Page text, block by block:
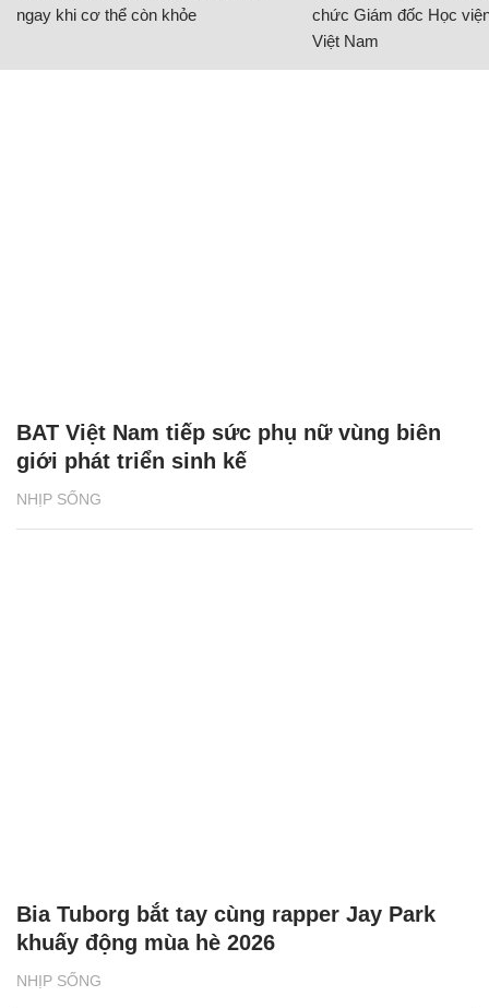
ngay khi cơ thể còn khỏe
chức Giám đốc Học
Việt Nam
NHỊP SỐNG
BAT Việt Nam tiếp sức phụ nữ vùng biên
giới phát triển sinh kế
NHỊP SỐNG
Bia Tuborg bắt tay cùng rapper Jay Park
khuấy động mùa hè 2026